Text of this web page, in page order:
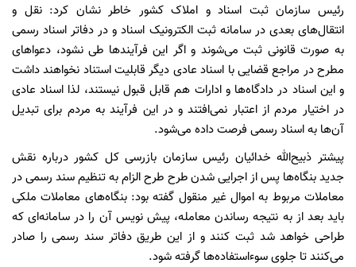
رئیس سازمان ثبت اسناد و املاک کشور خاطر نشان کرد: نقل و
انتقال‌های بعدی در سامانه ثبت الکترونیک اسناد و در دفاتر اسناد رسمی
به صورت قانونی ثبت می‌شوند و اگر این فرآیندها طی نشود، دعواهای
مطرح در مراجع قضایی با اسناد عادی دیگر قابلیت استناد نخواهند داشت
و این اسناد در دادگاه‌ها و ادارات هم قابل قبول نیستند، لذا اسناد عادی
در اختیار مردم از اعتبار نمی‌افتند و در این فرآیند به مردم برای تبدیل
آن‌ها به اسناد رسمی فرصت داده می‌شود.
پیشتر ذبیح‌الله خدائیان رئیس سازمان بازرسی کل کشور درباره نقش
جدید بنگاه‌ها پس از اجرایی شدن طرح طرح الزام به تنظیم سند رسمی در
معاملات مربوط به اموال غیر منقول گفته بود: بنگاه‌های معاملات ملکی
باید بعد از به نتیجه رساندن معامله، پیش نویس آن را در سامانه‌ای که
طراحی خواهد شد ثبت کنند و از این طریق دفاتر سند رسمی را صادر
می‌کنند تا جلوی سوءاستفاده‌ها گرفته شود.